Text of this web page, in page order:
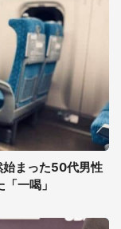
始まった50代男性
一喝」